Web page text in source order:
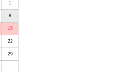
1
8
15
22
29